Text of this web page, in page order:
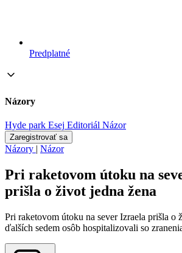
Predplatné
Názory
Hyde park Esej Editoriál Názor
Zaregistrovať sa
Názory | Názor
Pri raketovom útoku na
prišla o život jedna žena
Pri raketovom útoku na sever Izraela prišla o
ďalších sedem osôb hospitalizovali so